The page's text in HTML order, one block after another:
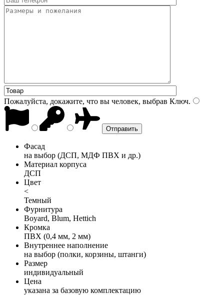
Пожалуйста, докажите, что вы человек, выбрав Ключ.
Фасад
на выбор (ДСП, МДФ ПВХ и др.)
Материал корпуса
ДСП
Цвет
<
Темный
Фурнитура
Boyard, Blum, Hettich
Кромка
ПВХ (0,4 мм, 2 мм)
Внутреннее наполнение
на выбор (полки, корзины, штанги)
Размер
индивидуальный
Цена
указана за базовую комплектацию